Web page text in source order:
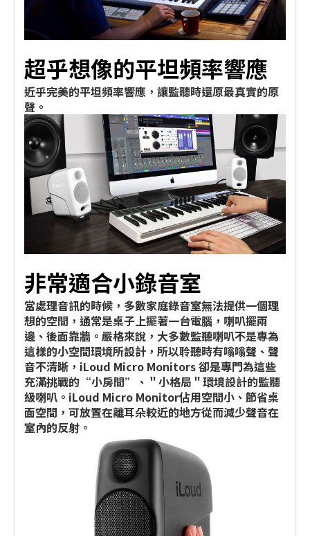
超乎想像的平坦頻率響應
近乎完美的平坦頻率響應，讓監聽時還原最真實的原
聲。
非常適合小錄音室
當處理音訊的時候，多數家庭錄音室無法提供一個理
想的空間，通常是桌子上擺著一台電腦，喇叭擺兩
邊、後面靠牆。嚴格來說，大多數監聽喇叭不是專為
這樣的小空間環境所設計，所以聆聽時有嗡嗡聲、聲
音不清晰，iLoud Micro Monitors 卻是專門為這些
充滿挑戰的“小房間”、＂小格局＂環境設計的監聽
級喇叭。iLoud Micro Monitor佔用空間小、節省桌
面空間，可放置在離耳朵較近的地方從而減少聲音在
室內的反射。